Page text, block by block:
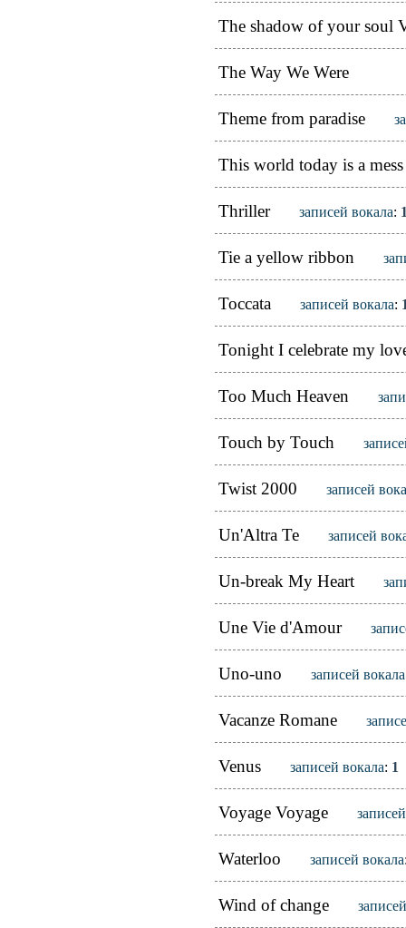
The shadow of your soul
The Way We Were
Theme from paradise
This world today is a mess
Thriller записей вокала:
Tie a yellow ribbon
Toccata записей вокала:
Tonight I celebrate my
Too Much Heaven
Touch by Touch
Twist 2000 записей
Un'Altra Te записей
Un-break My Heart
Une Vie d'Amour
Uno-uno записей вокала
Vacanze Romane
Venus записей вокала: 1
Voyage Voyage
Waterloo записей вокала
Wind of change